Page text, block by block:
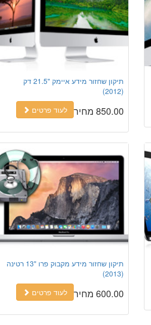
תיקון שחזור מידע איימק "21.5 דק
(2012)
לעוד פרטים
850.00 מחיר
תיקון שחזור מידע מקבוק פרו "13 רטינה
(2013)
לעוד פרטים
600.00 מחיר